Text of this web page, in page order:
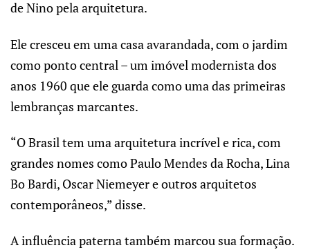
de Nino pela arquitetura.
Ele cresceu em uma casa avarandada, com o jardim
como ponto central – um imóvel modernista dos
anos 1960 que ele guarda como uma das primeiras
lembranças marcantes.
“O Brasil tem uma arquitetura incrível e rica, com
grandes nomes como Paulo Mendes da Rocha, Lina
Bo Bardi, Oscar Niemeyer e outros arquitetos
contemporâneos,” disse.
A influência paterna também marcou sua formação.